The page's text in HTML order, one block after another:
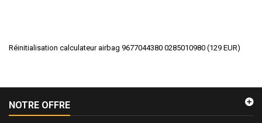
Réinitialisation calculateur airbag 9677044380 0285010980 (129 EUR)
NOTRE OFFRE